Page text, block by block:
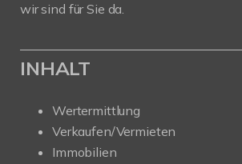
wir sind für Sie da.
INHALT
Wertermittlung
Verkaufen/Vermieten
Immobilien